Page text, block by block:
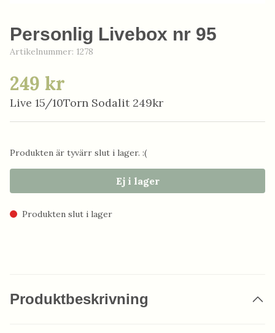
Personlig Livebox nr 95
Artikelnummer: 1278
249 kr
Live 15/10Torn Sodalit 249kr
Produkten är tyvärr slut i lager. :(
Ej i lager
Produkten slut i lager
Produktbeskrivning